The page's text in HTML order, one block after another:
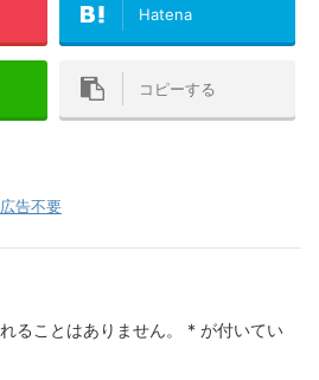
Hatena
コピーする
広告不要
ることはありません。 * が付いてい